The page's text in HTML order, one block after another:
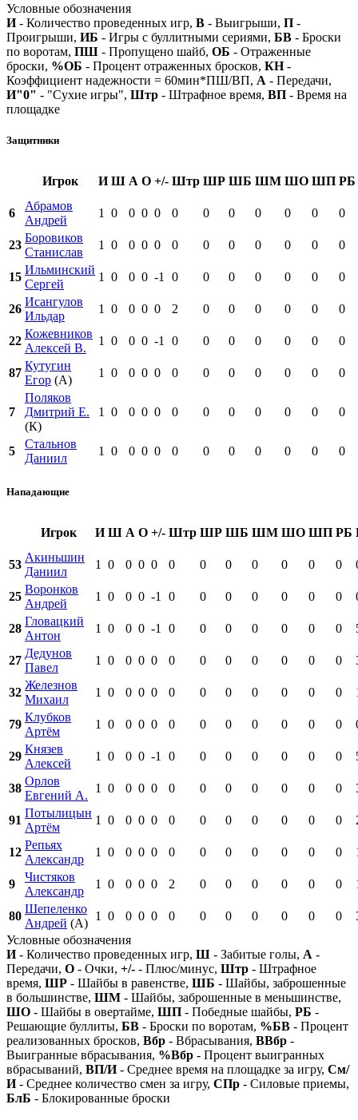
Условные обозначения
И- Количество проведенных игр, В - Выигрыши, П -
Проигрыши, ИБ - Игры с буллитными сериями, БВ - Броски
по воротам, ПШ - Пропущено шайб, ОБ - Отраженные
броски, %ОБ - Процент отраженных бросков, КН-
Коэффициент надежности = 60мин*ПШ/ВП, А - Передачи,
И"0" - "Сухие игры", Штр - Штрафное время, ВП - Время на
площадке
Защитники
Игрок И Ш А О +/- Штр ШР ШБ ШМ ШО ШП РБ
6
Абрамов
Андрей
1 0 0 0 0 0 0 0 0 0 0 0
23
Боровиков
Станислав
1 0 0 0 0 0 0 0 0 0 0 0
15
Ильминский
Сергей
1 0 0 0 -1 0 0 0 0 0 0 0
26
Исангулов
Ильдар
1 0 0 0 0 2 0 0 0 0 0 0
22
Кожевников
Алексей В.
1 0 0 0 -1 0 0 0 0 0 0 0
87
Кутугин
Егор (А)
1 0 0 0 0 0 0 0 0 0 0 0
7
Поляков
Дмитрий Е.
(К)
1 0 0 0 0 0 0 0 0 0 0 0
5
Стальнов
Даниил
1 0 0 0 0 0 0 0 0 0 0 0
Нападающие
Игрок И Ш А О +/- Штр ШР ШБ ШМ ШО ШП РБ
53
Акиньшин
Даниил
1 0 0 0 0 0 0 0 0 0 0 0
25
Воронков
Андрей
1 0 0 0 -1 0 0 0 0 0 0 0
28
Гловацкий
Антон
1 0 0 0 -1 0 0 0 0 0 0 0
27
Дедунов
Павел
1 0 0 0 0 0 0 0 0 0 0 0
32
Железнов
Михаил
1 0 0 0 0 0 0 0 0 0 0 0
79
Клубков
Артём
1 0 0 0 0 0 0 0 0 0 0 0
29
Князев
Алексей
1 0 0 0 -1 0 0 0 0 0 0 0
38
Орлов
Евгений А.
1 0 0 0 0 0 0 0 0 0 0 0
91
Потылицын
Артём
1 0 0 0 0 0 0 0 0 0 0 0
12
Репьях
Александр
1 0 0 0 0 0 0 0 0 0 0 0
9
Чистяков
Александр
1 0 0 0 0 2 0 0 0 0 0 0
80
Шепеленко
Андрей (А)
1 0 0 0 0 0 0 0 0 0 0 0
Условные обозначения
И- Количество проведенных игр, Ш - Забитые голы, А -
Передачи, О - Очки, +/- - Плюс/минус, Штр - Штрафное
время, ШР - Шайбы в равенстве, ШБ - Шайбы, заброшенные
в большинстве, ШМ - Шайбы, заброшенные в меньшинстве,
ШО - Шайбы в овертайме, ШП - Победные шайбы, РБ -
Решающие буллиты, БВ - Броски по воротам, %БВ - Процент
реализованных бросков, Вбр - Вбрасывания, ВВбр -
Выигранные вбрасывания, %Вбр - Процент выигранных
вбрасываний, ВП/И- Среднее время на площадке за игру, См/
И- Среднее количество смен за игру, СПр - Силовые приемы,
БлБ - Блокированные броски